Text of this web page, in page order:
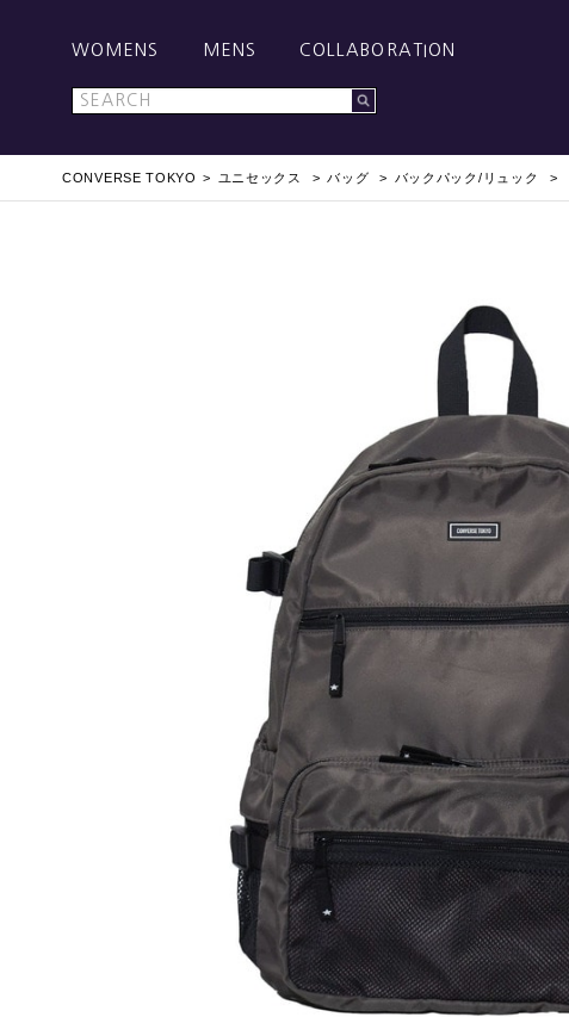
WOMENS MENS COLLABORATION
CONVERSE TOKYO ユニセックス バッグ バックパック/リュック